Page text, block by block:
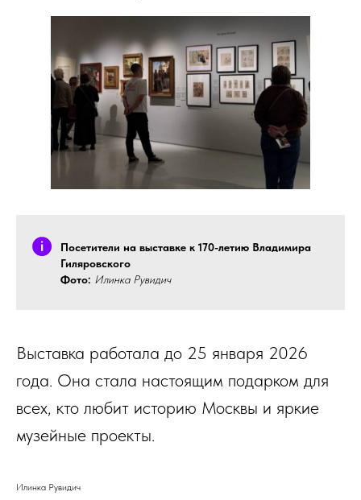
Посетители на выставке к 170-летию Владимира
Гиляровского
Фото: Илинка Рувидич
Выставка работала до 25 января 2026
года. Она стала настоящим подарком для
всех, кто любит историю Москвы и яркие
музейные проекты.
Илинка Рувидич